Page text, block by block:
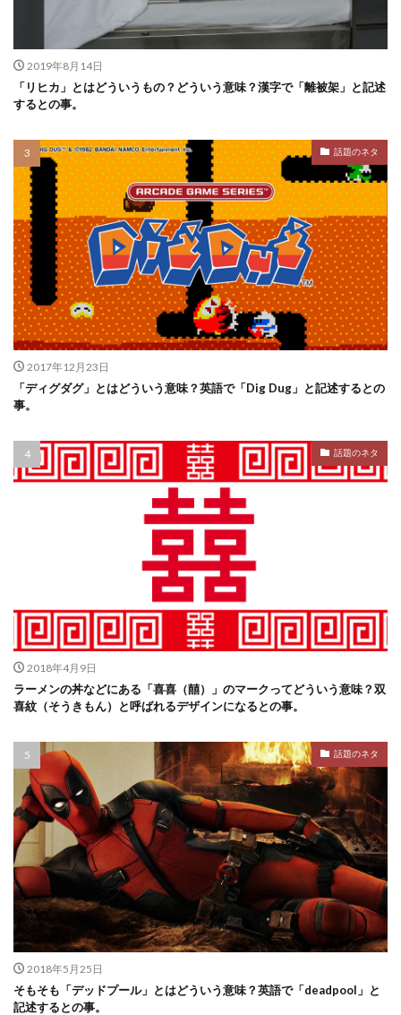
2019年8月14日
「リヒカ」とはどういうもの？どういう意味？漢字で「離被架」と記述
するとの事。
話題のネタ
2017年12月23日
「ディグダグ」とはどういう意味？英語で「Dig Dug」と記述するとの
事。
話題のネタ
2018年4月9日
ラーメンの丼などにある「喜喜（囍）」のマークってどういう意味？双
喜紋（そうきもん）と呼ばれるデザインになるとの事。
話題のネタ
2018年5月25日
そもそも「デッドプール」とはどういう意味？英語で「deadpool」と
記述するとの事。